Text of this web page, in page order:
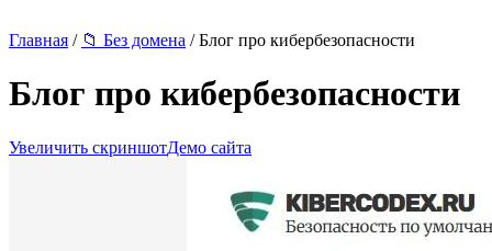
Главная / 📁 Без домена / Блог про кибербезопасности
Блог про кибербезопасности
Увеличить скриншотДемо сайта